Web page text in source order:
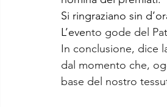
Si ringraziano sin
L’evento gode del
In conclusione, dice
dal momento che,
base del nostro